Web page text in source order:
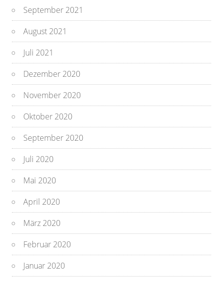
September 2021
August 2021
Juli 2021
Dezember 2020
November 2020
Oktober 2020
September 2020
Juli 2020
Mai 2020
April 2020
März 2020
Februar 2020
Januar 2020